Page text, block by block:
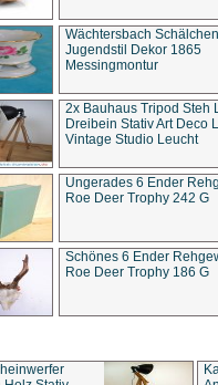
Wächtersbach Schälchen
Jugendstil Dekor 1865
Messingmontur
2x Bauhaus Tripod Steh
Dreibein Stativ Art Deco
Vintage Studio Leucht
Ungerades 6 Ender
Roe Deer Trophy 242 G
Schönes 6 Ender
Roe Deer Trophy 186 G